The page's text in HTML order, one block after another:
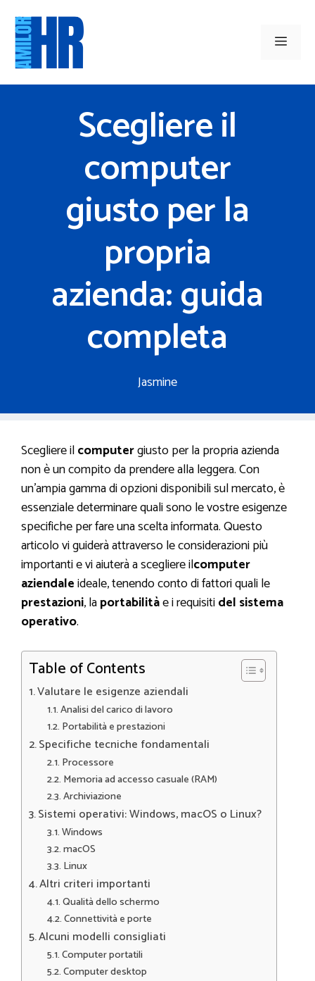
contenuto
Menu
Scegliere il
computer
giusto per la
propria
azienda: guida
completa
Jasmine
Scegliere ilcomputergiusto per la propria azienda
non è un compito da prendere alla leggera. Con
un’ampia gamma di opzioni disponibili sul mercato, è
essenziale determinare quali sono le vostre esigenze
specifiche per fare una scelta informata. Questo
articolo vi guiderà attraverso le considerazioni più
importanti e vi aiuterà a scegliere ilcomputer
aziendaleideale, tenendo conto di fattori quali le
prestazioni, laportabilitàe i requisitidel sistema
operativo.
Table of Contents
Valutare le esigenze aziendali
Analisi del carico di lavoro
Portabilità e prestazioni
Specifiche tecniche fondamentali
Processore
Memoria ad accesso casuale (RAM)
Archiviazione
Sistemi operativi: Windows, macOS o Linux?
Windows
macOS
Linux
Altri criteri importanti
Qualità dello schermo
Connettività e porte
Alcuni modelli consigliati
Computer portatili
Computer desktop